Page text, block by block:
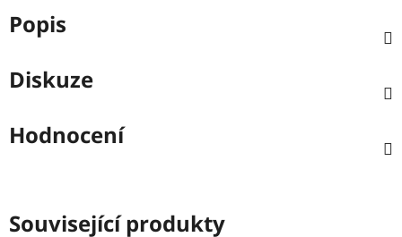
Popis
Diskuze
Hodnocení
Související produkty